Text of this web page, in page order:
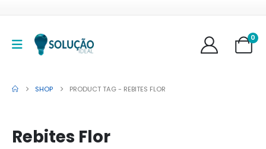
0
SHOP PRODUCT TAG - REBITES FLOR
Rebites Flor